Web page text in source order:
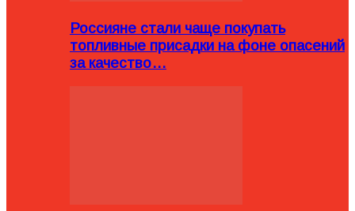
Россияне стали чаще покупать
топливные присадки на фоне опасений
за качество…